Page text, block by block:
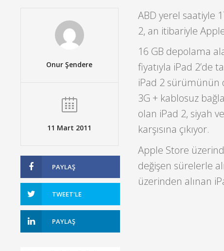
Onur Şendere
11 Mart 2011
PAYLAŞ
TWEET'LE
PAYLAŞ
ABD yerel saatiyle
2, an itibariyle
16 GB depolama
fiyatıyla iPad 2’de
iPad 2 sürümünün
3G + kablosuz
olan iPad 2, siyah
karşısına çıkıyor.
Apple Store
değişen sürelerle
üzerinden alınan